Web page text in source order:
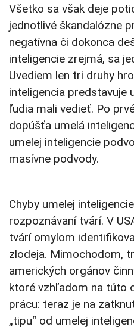
Všetko sa však deje
jednotlivé škandalózne
negatívna či dokonca
inteligencie zrejmá, sa
Uvediem len tri druhy
inteligencia predstavuje
ľudia mali vedieť. Po
dopúšťa umelá
umelej inteligencie
masívne podvody.
Chyby umelej
rozpoznávaní tvárí. V
tvárí omylom
zlodeja. Mimochodom,
amerických orgánov
ktoré vzhľadom na túto
prácu: teraz je na
„tipu“ od umelej